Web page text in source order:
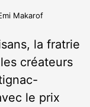
Makarof
la fratrie
créateurs
le prix